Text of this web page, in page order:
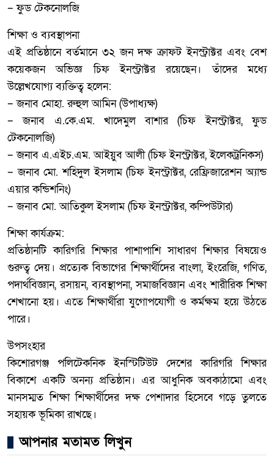
– ফুড টেকনোলজি
শিক্ষা ও ব্যবস্থাপনা
এই প্রতিষ্ঠানে বর্তমানে ৩২ জন দক্ষ ক্রাফট ইনস্ট্রাক্টর এবং বেশ
কয়েকজন অভিজ্ঞ চিফ ইনস্ট্রাক্টর রয়েছেন। তাঁদের মধ্যে
উল্লেখযোগ্য ব্যক্তিত্ব হলেন:
– জনাব মোহা. রুহুল আমিন (উপাধ্যক্ষ)
– জনাব এ.কে.এম. খাদেমুল বাশার (চিফ ইনস্ট্রাক্টর, ফুড
টেকনোলজি)
– জনাব এ.এইচ.এম. আইয়ুব আলী (চিফ ইনস্ট্রাক্টর, ইলেকট্রনিকস)
– জনাব মো. শহিদুল ইসলাম (চিফ ইনস্ট্রাক্টর, রেফ্রিজারেশন অ্যান্ড
এয়ার কন্ডিশনিং)
– জনাব মো. আতিকুল ইসলাম (চিফ ইনস্ট্রাক্টর, কম্পিউটার)
শিক্ষা কার্যক্রম:
প্রতিষ্ঠানটি কারিগরি শিক্ষার পাশাপাশি সাধারণ শিক্ষার বিষয়েও
গুরুত্ব দেয়। প্রত্যেক বিভাগের শিক্ষার্থীদের বাংলা, ইংরেজি, গণিত,
পদার্থবিজ্ঞান, রসায়ন, ব্যবস্থাপনা, সমাজবিজ্ঞান এবং শারীরিক শিক্ষা
শেখানো হয়। এতে শিক্ষার্থীরা যুগোপযোগী ও কর্মক্ষম হয়ে উঠতে
পারে।
উপসংহার
কিশোরগঞ্জ পলিটেকনিক ইনস্টিটিউট দেশের কারিগরি শিক্ষার
বিকাশে একটি অনন্য প্রতিষ্ঠান। এর আধুনিক অবকাঠামো এবং
মানসম্মত শিক্ষা শিক্ষার্থীদের দক্ষ পেশাদার হিসেবে গড়ে তুলতে
সহায়ক ভূমিকা রাখছে।
আপনার মতামত লিখুন